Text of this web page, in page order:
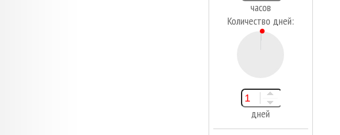
часов
Количество дней:
дней